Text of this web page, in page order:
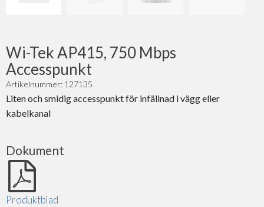
Wi-Tek AP415, 750 Mbps
Accesspunkt
Artikelnummer: 127135
Liten och smidig accesspunkt för infällnad i vägg eller
kabelkanal
Dokument
Produktblad